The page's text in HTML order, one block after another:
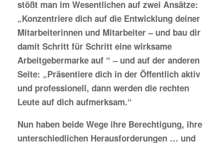
stößt man im Wesentlichen auf zwei Ansätze:
„Konzentriere dich auf die Entwicklung deiner
Mitarbeiterinnen und Mitarbeiter – und bau dir
damit Schritt für Schritt eine wirksame
Arbeitgebermarke auf “ – und auf der anderen
Seite: „Präsentiere dich in der Öffentlich aktiv
und professionell, dann werden die rechten
Leute auf dich aufmerksam.“
Nun haben beide Wege ihre Berechtigung, ihre
unterschiedlichen Herausforderungen … und